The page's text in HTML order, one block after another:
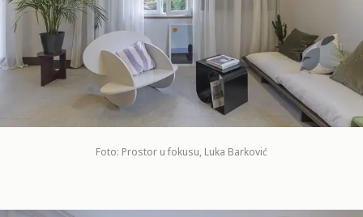
Foto: Prostor u fokusu, Luka Barković